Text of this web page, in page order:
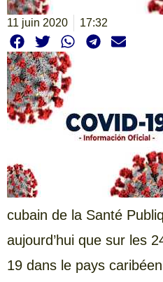
11 juin 2020 17:32
cubain de la Santé
aujourd’hui que sur les
19 dans le pays